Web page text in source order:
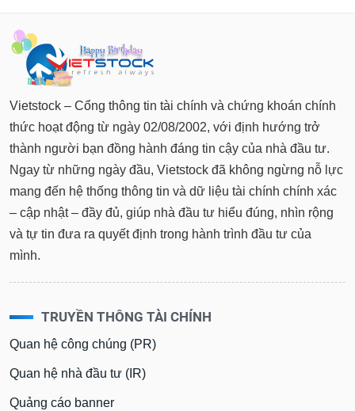
Vietstock – Cổng thông tin tài chính và chứng khoán chính
thức hoạt động từ ngày 02/08/2002, với định hướng trở
thành người bạn đồng hành đáng tin cậy của nhà đầu tư.
Ngay từ những ngày đầu, Vietstock đã không ngừng nỗ lực
mang đến hệ thống thông tin và dữ liệu tài chính chính xác
– cập nhật – đầy đủ, giúp nhà đầu tư hiểu đúng, nhìn rộng
và tự tin đưa ra quyết định trong hành trình đầu tư của
mình.
TRUYỀN THÔNG TÀI CHÍNH
Quan hệ công chúng (PR)
Quan hệ nhà đầu tư (IR)
Quảng cáo banner